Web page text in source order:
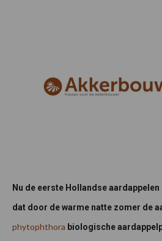
Nu de eerste Hollandse
dat door de warme natte zomer de
phytophthora biologische